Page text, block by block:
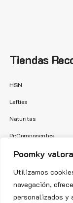
Poomky
Utilizamos
navegación,
personalizados y
Tiendas
HSN
Lefties
Naturitas
PcComponentes
Vodafone
Cinesa